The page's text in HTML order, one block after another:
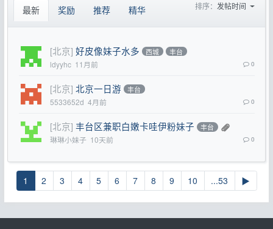
最新 奖励 推荐 精华 排序： 发帖时间
[北京] 好皮像妹子水多 西城 丰台
ldyyhc 11月前 0
[北京] 北京一日游 丰台
5533652d 4月前 0
[北京] 丰台区兼职白嫩卡哇伊粉妹子 丰台
琳琳小妹子 10天前 0
1 2 3 4 5 6 7 8 9 10 ...53 ▶